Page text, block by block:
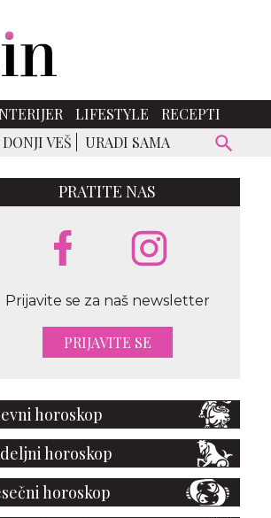
LIFESTYLE
RECEPTI
DONJI VEŠ URADI SAMA
PRATITE NAS
Prijavite se za naš newsletter
PRIJAVITE SE
horoskop
horoskop
horoskop